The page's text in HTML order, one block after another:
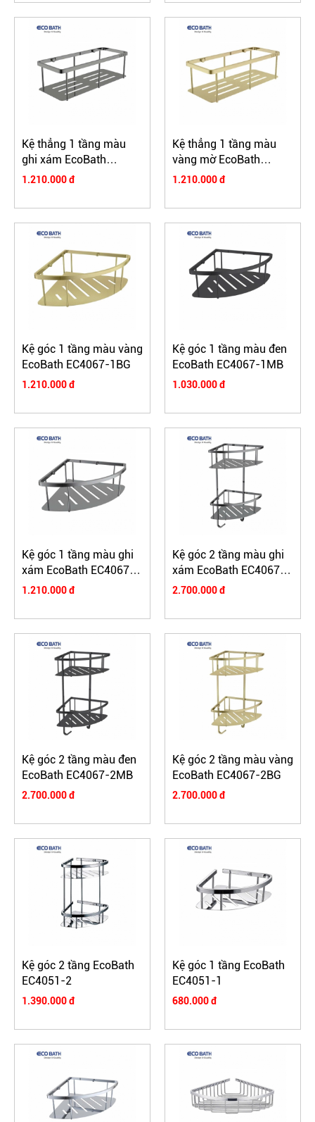
Kệ thẳng 1 tầng màu
ghi xám EcoBath
EC4068-1BU
1.210.000 đ
Kệ thẳng 1 tầng màu
vàng mờ EcoBath
EC4068-1BG
1.210.000 đ
Kệ góc 1 tầng màu vàng
EcoBath EC4067-1BG
1.210.000 đ
Kệ góc 1 tầng màu đen
EcoBath EC4067-1MB
1.030.000 đ
Kệ góc 1 tầng màu ghi
xám EcoBath EC4067-
1BU
1.210.000 đ
Kệ góc 2 tầng màu ghi
xám EcoBath EC4067-
2BU
2.700.000 đ
Kệ góc 2 tầng màu đen
EcoBath EC4067-2MB
2.700.000 đ
Kệ góc 2 tầng màu vàng
EcoBath EC4067-2BG
2.700.000 đ
Kệ góc 2 tầng EcoBath
EC4051-2
1.390.000 đ
Kệ góc 1 tầng EcoBath
EC4051-1
680.000 đ